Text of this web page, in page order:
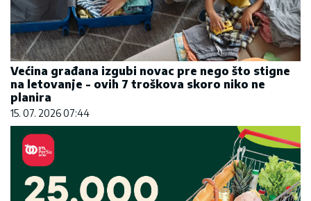
Većina građana izgubi novac pre nego što stigne
na letovanje - ovih 7 troškova skoro niko ne
planira
15. 07. 2026 07:44